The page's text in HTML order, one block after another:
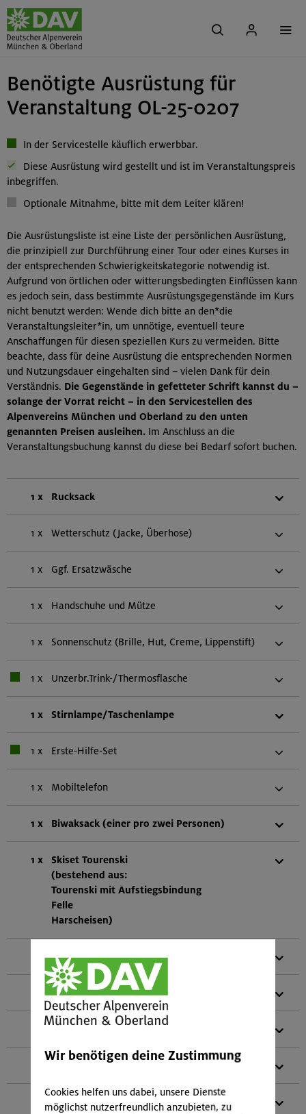
Benötigte Ausrüstung für
Veranstaltung OL-25-0207
In der Servicestelle käuflich erwerbbar.
Diese Ausrüstung wird gestellt und ist im Veranstaltungspreis
inbegriffen.
Optionale Mitnahme, bitte mit dem Leiter klären!
Die Ausrüstungsliste ist eine Liste der persönlichen Ausrüstung,
die prinzipiell zur Durchführung einer Tour oder eines Kurses in
der entsprechenden Schwierigkeitskategorie notwendig ist.
Aufgrund von örtlichen oder witterungsbedingten Einflüssen kann
es jedoch sein, dass bestimmte Ausrüstungsgegenstände im Kurs
nicht benutzt werden: Wende dich bitte an den*die
Veranstaltungsleiter*in, um unnötige, eventuell teure
Anschaffungen für diesen speziellen Kurs zu vermeiden. Bitte
beachte, dass für deine Ausrüstung die entsprechenden Normen
und Nutzungsdauer eingehalten sind – vielen Dank für dein
Verständnis. Die Gegenstände in gefetteter Schrift kannst du –
solange der Vorrat reicht – in den Servicestellen des
Alpenvereins München und Oberland zu den unten
genannten Preisen ausleihen. Im Anschluss an die
Veranstaltungsbuchung kannst du diese bei Bedarf sofort buchen.
1 x Rucksack
1 x Wetterschutz (Jacke, Überhose)
1 x Ggf. Ersatzwäsche
1 x Handschuhe und Mütze
1 x Sonnenschutz (Brille, Hut, Creme, Lippenstift)
1 x Unzerbr.Trink-/Thermosflasche
1 x Stirnlampe/Taschenlampe
1 x Erste-Hilfe-Set
1 x Mobiltelefon
1 x Biwaksack (einer pro zwei Personen)
1 x
Skiset Tourenski
(bestehend aus:
Tourenski mit Aufstiegsbindung
Felle
Harscheisen)
LVS-Gerät (Mehrantennen-LVS-Gerät)
Lawinenschaufel
Lawinensonde
Skitourenschuhe
Teleskopstöcke
Wir benötigen deine Zustimmung
Cookies helfen uns dabei, unsere Dienste
möglichst nutzerfreundlich anzubieten, zu